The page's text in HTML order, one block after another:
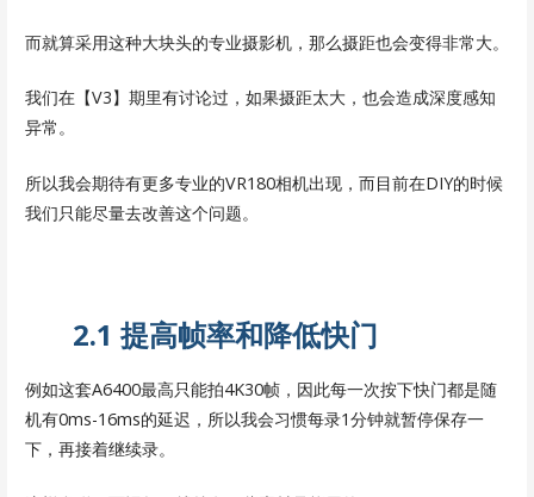
而就算采用这种大块头的专业摄影机，那么摄距也会变得非常大。
我们在【V3】期里有讨论过，如果摄距太大，也会造成深度感知
异常。
所以我会期待有更多专业的VR180相机出现，而目前在DIY的时候
我们只能尽量去改善这个问题。
2.1 提高帧率和降低快门
例如这套A6400最高只能拍4K30帧，因此每一次按下快门都是随
机有0ms-16ms的延迟，所以我会习惯每录1分钟就暂停保存一
下，再接着继续录。